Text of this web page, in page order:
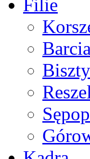
Filie